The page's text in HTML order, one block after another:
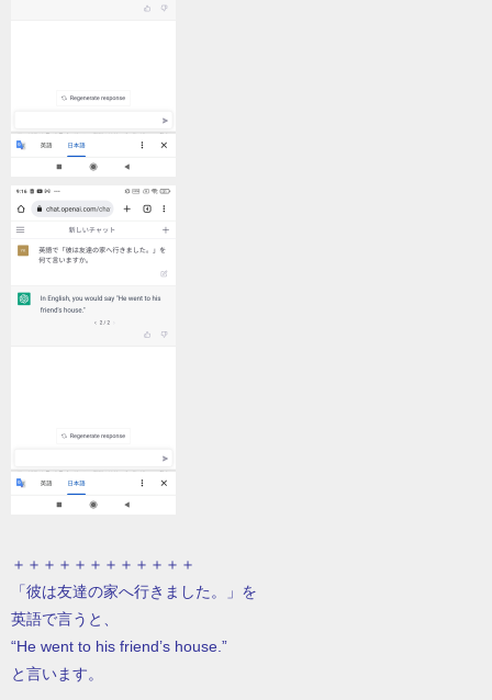
＋＋＋＋＋＋＋＋＋＋＋＋
「彼は友達の家へ行きました。」を
英語で言うと、
“He went to his friend’s house.”
と言います。